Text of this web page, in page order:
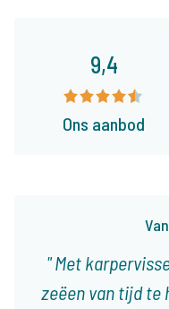
Met
zeëen van tijd te
9,4
Ons aanbod